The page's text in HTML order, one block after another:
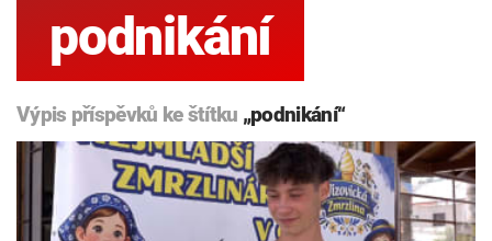
podnikání
Výpis příspěvků ke štítku „podnikání“